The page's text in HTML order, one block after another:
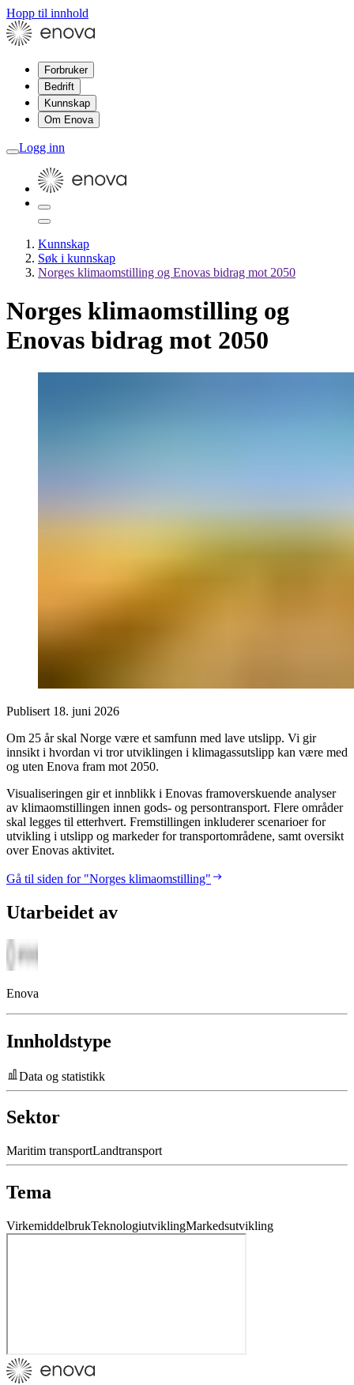
Hopp til innhold
Forbruker
Bedrift
Kunnskap
Om Enova
Logg inn
Kunnskap
Søk i kunnskap
Norges klimaomstilling og Enovas bidrag mot 2050
Norges klimaomstilling og
Enovas bidrag mot 2050
Publisert 18. juni 2026
Om 25 år skal Norge være et samfunn med lave utslipp. Vi gir
innsikt i hvordan vi tror utviklingen i klimagassutslipp kan være med
og uten Enova fram mot 2050.
Visualiseringen gir et innblikk i Enovas framoverskuende analyser
av klimaomstillingen innen gods- og persontransport. Flere områder
skal legges til etterhvert. Fremstillingen inkluderer scenarioer for
utvikling i utslipp og markeder for transportområdene, samt oversikt
over Enovas aktivitet.
Gå til siden for "Norges klimaomstilling"
Utarbeidet av
Enova
Innholdstype
Data og statistikk
Sektor
Maritim transportLandtransport
Tema
VirkemiddelbrukTeknologiutviklingMarkedsutvikling